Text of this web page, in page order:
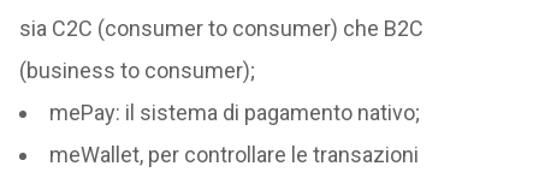
sia C2C (consumer to consumer) che B2C
(business to consumer);
mePay: il sistema di pagamento nativo;
meWallet, per controllare le transazioni